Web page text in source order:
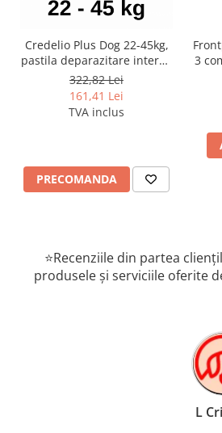
Credelio Plus Dog 22-45kg,
pastila deparazitare interna
si externa
322,82 Lei
161,41 Lei
TVA inclus
PRECOMANDA
3
⭐Recenziile din partea
produsele și serviciile oferite
L Cristina